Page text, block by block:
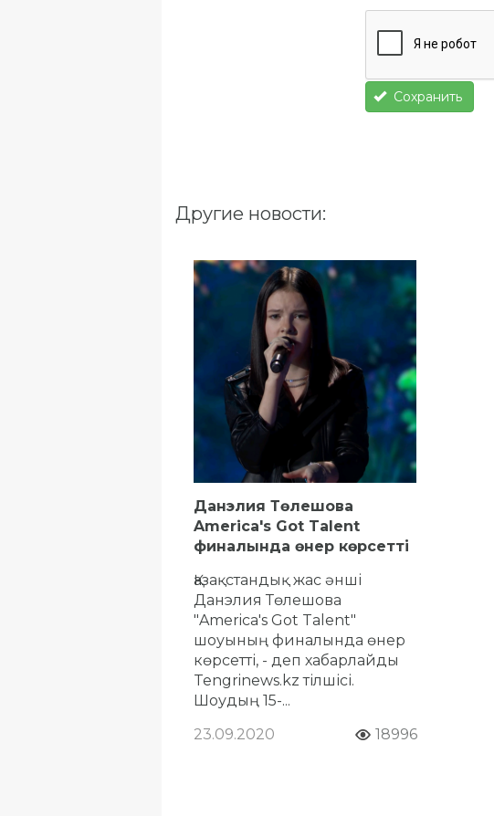
Сохранить
Другие новости:
Данэлия Төлешова
America's Got Talent
финалында өнер көрсетті
Қазақстандық жас әнші
Данэлия Төлешова
"America's Got Talent"
шоуының финалында өнер
көрсетті, - деп хабарлайды
Tengrinews.kz тілшісі.
Шоудың 15-...
23.09.2020
18996